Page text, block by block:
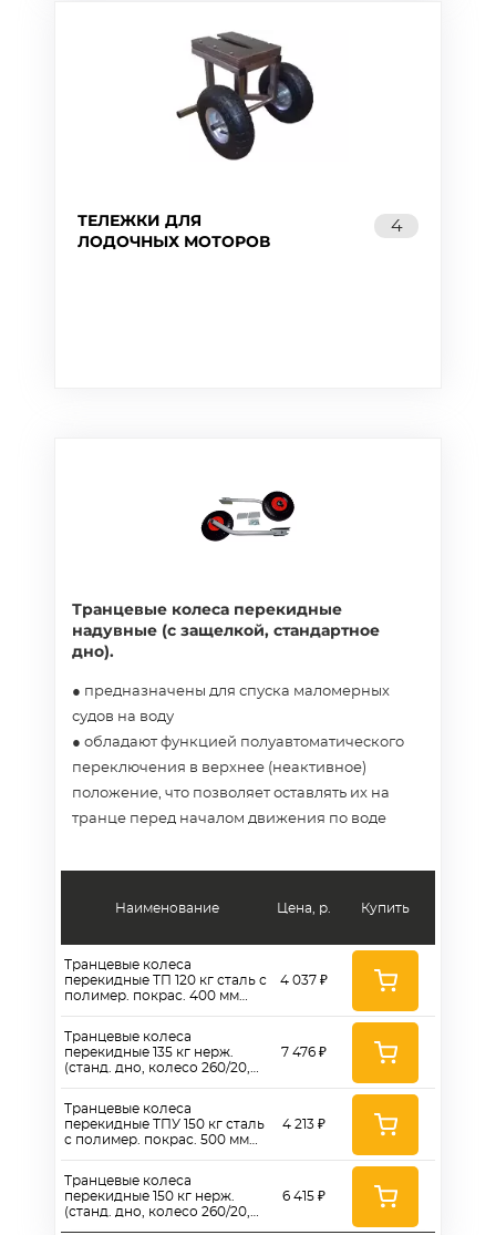
ТЕЛЕЖКИ ДЛЯ
ЛОДОЧНЫХ МОТОРОВ
4
Транцевые колеса перекидные
надувные (с защелкой, стандартное
дно).
● предназначены для спуска маломерных
судов на воду
● обладают функцией полуавтоматического
переключения в верхнее (неактивное)
положение, что позволяет оставлять их на
транце перед началом движения по воде
Наименование
Транцевые колеса
перекидные ТП 120 кг сталь с
полимер. покрас. 400 мм
Транцевые колеса
перекидные 135 кг нерж.
(станд. дно, колесо 260/20,
Транцевые колеса
перекидные ТПУ 150 кг сталь
с полимер. покрас. 500 мм
Транцевые колеса
перекидные 150 кг нерж.
(станд. дно, колесо 260/20,
Цена, р.
4 037 ₽
7 476 ₽
4 213 ₽
6 415 ₽
Купить